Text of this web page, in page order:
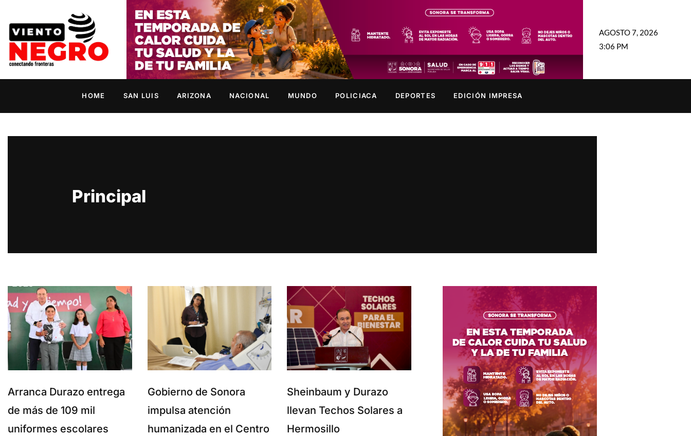
AGOSTO 7, 2026
3:06 PM
HOME SAN LUIS ARIZONA NACIONAL MUNDO POLICIACA DEPORTES EDICIÓN IMPRESA
Principal
Arranca Durazo entrega
de más de 109 mil
uniformes escolares
Gobierno de Sonora
impulsa atención
humanizada en el Centro
Sheinbaum y Durazo
llevan Techos Solares a
Hermosillo